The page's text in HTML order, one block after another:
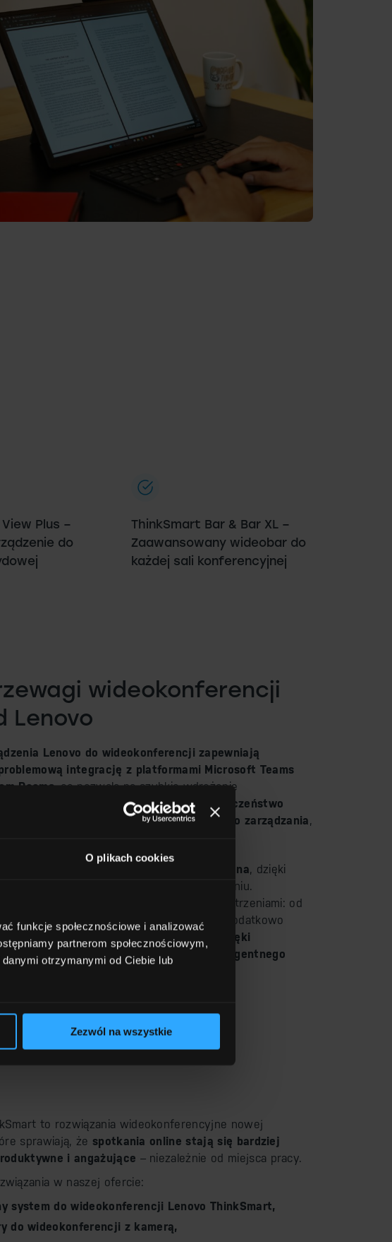
O plikach cookies
funkcje społecznościowe i analizować
partnerom społecznościowym,
otrzymanymi od Ciebie lub
Zezwól na wszystkie
Plus –
do
ThinkSmart Bar & Bar XL –
Zaawansowany wideobar do
każdej sali konferencyjnej
wideokonferencji
Lenovo
Lenovo do wideokonferencji zapewniają
integrację z platformami Microsoft Teams
Rooms, co pozwala na szybkie wdrożenie
środowisku pracy. Oferują bezpieczeństwo
korporacyjnej oraz możliwość centralnego zarządzania,
konfiguracja jest prosta, a obsługa intuicyjna, dzięki
są gotowe do pracy od razu po podłączeniu.
te są kompatybilne z różnymi przestrzeniami: od
domowego po duże sale konferencyjne. Dodatkowo
wysoką jakość dźwięku i obrazu dzięki
technologii AI oraz funkcji inteligentnego
to rozwiązania wideokonferencyjne nowej
sprawiają, że spotkania online stają się bardziej
i angażujące – niezależnie od miejsca pracy.
w naszej ofercie:
system do wideokonferencji Lenovo ThinkSmart,
do wideokonferencji z kamerą,